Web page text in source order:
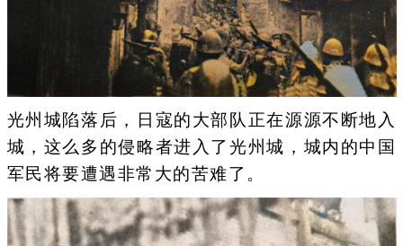
光州城陷落后，日寇的大部队正在源源不断地入
城，这么多的侵略者进入了光州城，城内的中国
军民将要遭遇非常大的苦难了。